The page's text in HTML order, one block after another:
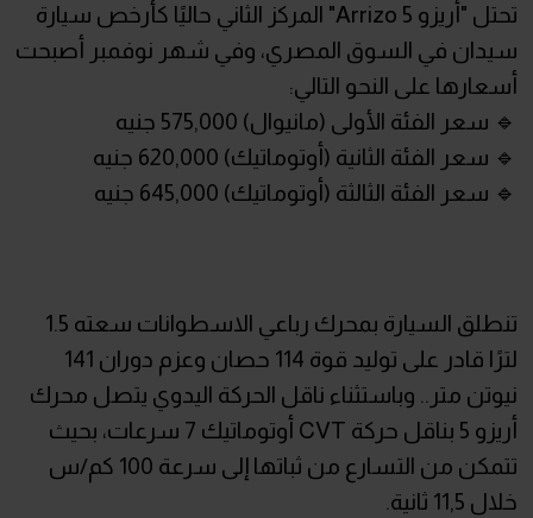
تحتل "أريزو Arrizo 5" المركز الثاني حاليًا كأرخص سيارة
سيدان في السوق المصري، وفي شهر نوفمبر أصبحت
أسعارها على النحو التالي:
🔹 سعر الفئة الأولى (مانيوال) 575,000 جنيه
🔹 سعر الفئة الثانية (أوتوماتيك) 620,000 جنيه
🔹 سعر الفئة الثالثة (أوتوماتيك) 645,000 جنيه
تنطلق السيارة بمحرك رباعي الاسطوانات سعته 1.5
لترًا قادر على توليد قوة 114 حصان وعزم دوران 141
نيوتن متر.. وباستثناء ناقل الحركة اليدوي يتصل محرك
أريزو 5 بناقل حركة CVT أوتوماتيك 7 سرعات، بحيث
تتمكن من التسارع من ثباتها إلى سرعة 100 كم/س
خلال 11,5 ثانية.